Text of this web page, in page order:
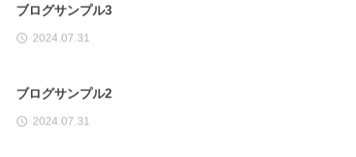
ブログサンプル3
2024.07.31
ブログサンプル2
2024.07.31